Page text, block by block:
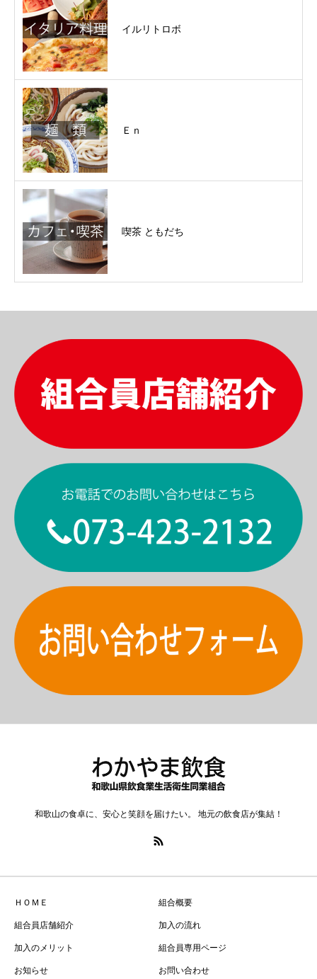
イルリトロボ
Ｅｎ
喫茶 ともだち
和歌山の食卓に、安心と笑顔を届けたい。 地元の飲食店が集結！
ＨＯＭＥ 組合概要
組合員店舗紹介 加入の流れ
加入のメリット 組合員専用ページ
お知らせ お問い合わせ